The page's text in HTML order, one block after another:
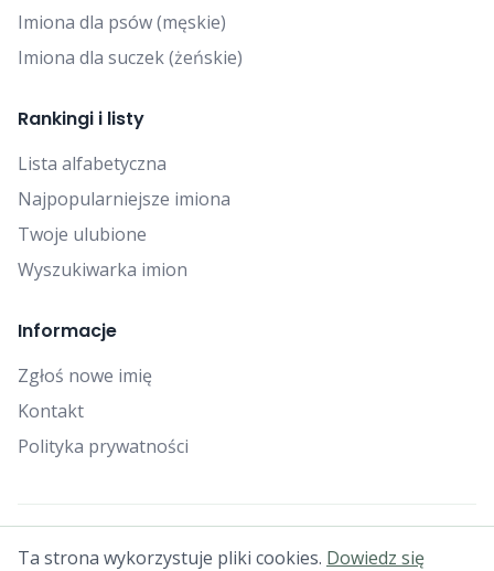
Imiona dla psów (męskie)
Imiona dla suczek (żeńskie)
Rankingi i listy
Lista alfabetyczna
Najpopularniejsze imiona
Twoje ulubione
Wyszukiwarka imion
Informacje
Zgłoś nowe imię
Kontakt
Polityka prywatności
© 2025 Falcon Bytes. Wszelkie prawa zastrzeżone.
Ta strona wykorzystuje pliki cookies. Dowiedz się